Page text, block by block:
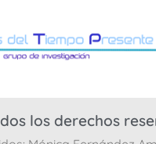
los derechos